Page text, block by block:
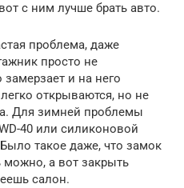
с ним лучше брать авто.
проблема, даже
просто не
замерзает и на него
открываются, но не
Для зимней проблемы
40 или силиконовой
такое даже, что замок
можно, а вот закрыть
салон.